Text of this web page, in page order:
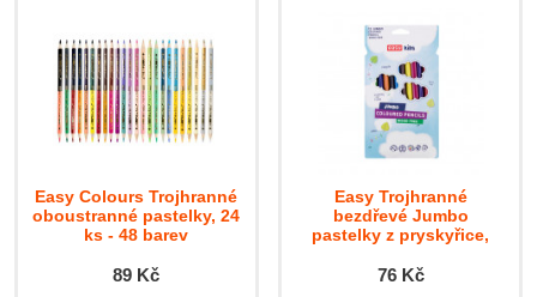
Easy Colours Trojhranné
oboustranné pastelky, 24
ks - 48 barev
89 Kč
Easy Trojhranné
bezdřevé Jumbo
pastelky z pryskyřice,
76 Kč